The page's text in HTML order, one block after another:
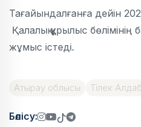
Тағайындалғанға дейін
Қалалық құрылыс
жұмыс істеді.
Атырау облысы Тілек
Бөлісу: